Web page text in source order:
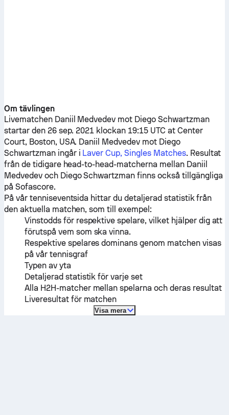
Om tävlingen
Livematchen Daniil Medvedev mot Diego Schwartzman
startar den 26 sep. 2021 klockan 19:15 UTC at Center
Court, Boston, USA. Daniil Medvedev mot Diego
Schwartzmaningår i Laver Cup, Singles Matches. Resultat
från de tidigare head-to-head-matcherna mellan Daniil
Medvedevoch Diego Schwartzman finns också tillgängliga
på Sofascore.
På vår tenniseventsida hittar du detaljerad statistik från
den aktuella matchen, som till exempel:
Vinstodds för respektive spelare, vilket hjälper dig att
förutspå vem som ska vinna.
Respektive spelares dominans genom matchen visas
på vår tennisgraf
Typen av yta
Detaljerad statistik för varje set
Alla H2H-matcher mellan spelarna och deras resultat
Liveresultat för matchen
Visa mera